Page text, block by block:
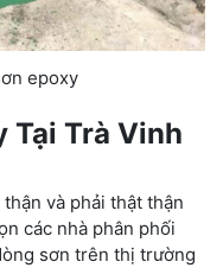
epoxy
Tại Trà Vinh
và phải thật thận
các nhà phân phối
sơn trên thị trường